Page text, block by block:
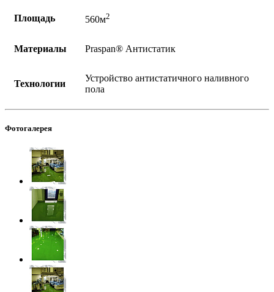
Площадь 560м2
Материалы Praspan® Антистатик
Технологии
Устройство антистатичного наливного
пола
Фотогалерея